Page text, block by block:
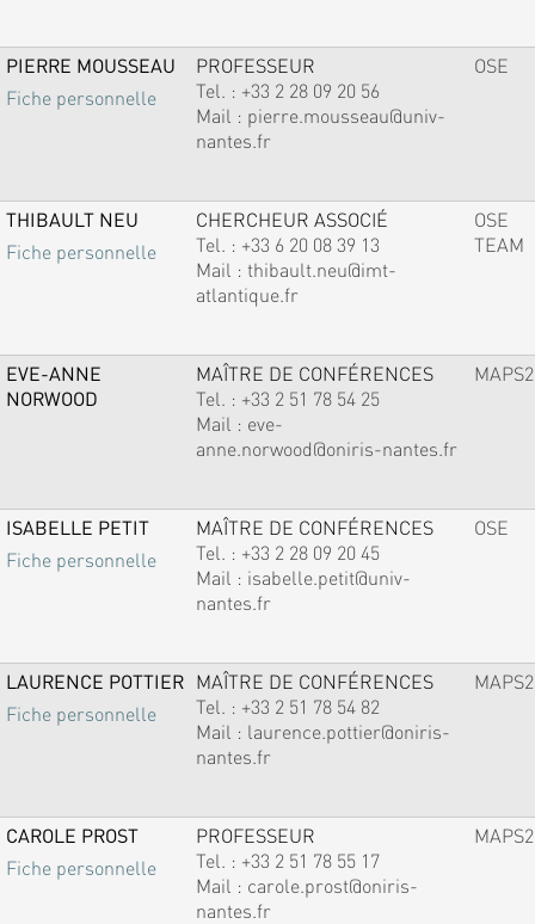
PIERRE MOUSSEAU
Fiche personnelle
PROFESSEUR
Tel. : +33 2 28 09 20 56
Mail : pierre.mousseau@univ-
nantes.fr
OSE
THIBAULT NEU
Fiche personnelle
CHERCHEUR ASSOCIÉ
Tel. : +33 6 20 08 39 13
Mail : thibault.neu@imt-
atlantique.fr
OSE
TEAM
EVE-ANNE
NORWOOD
MAÎTRE DE CONFÉRENCES
Tel. : +33 2 51 78 54 25
Mail : eve-
anne.norwood@oniris-nantes.fr
MAPS2
ISABELLE PETIT
Fiche personnelle
MAÎTRE DE CONFÉRENCES
Tel. : +33 2 28 09 20 45
Mail : isabelle.petit@univ-
nantes.fr
OSE
LAURENCE POTTIER
Fiche personnelle
MAÎTRE DE CONFÉRENCES
Tel. : +33 2 51 78 54 82
Mail : laurence.pottier@oniris-
nantes.fr
MAPS2
CAROLE PROST
Fiche personnelle
PROFESSEUR
Tel. : +33 2 51 78 55 17
Mail : carole.prost@oniris-
nantes.fr
MAPS2